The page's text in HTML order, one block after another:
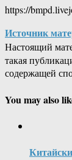
https://
Источник
Настоящий
такая
содержащей
You may also